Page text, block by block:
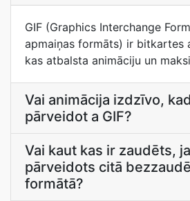
GIF (Graphics Interchange
apmaiņas formāts) ir bitkartes
kas atbalsta animāciju un
Vai animācija izdzīvo,
pārveidot a GIF?
Vai kaut kas ir zaudēts,
pārveidots citā
formātā?